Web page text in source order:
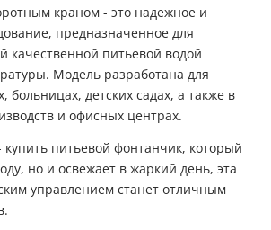
краном - это надежное и
предназначенное для
качественной питьевой водой
Модель разработана для
больницах, детских садах, а также в
и офисных центрах.
купить питьевой фонтанчик, который
но и освежает в жаркий день, эта
управлением станет отличным